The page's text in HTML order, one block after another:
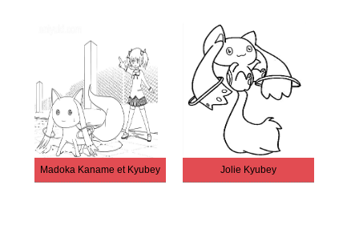
Madoka Kaname et Kyubey Jolie Kyubey